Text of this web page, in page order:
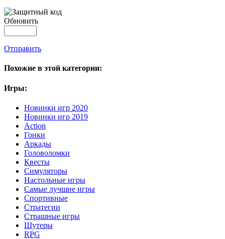
Обновить
Отправить
Похожие в этой категории:
Игры:
Новинки игр 2020
Новинки игр 2019
Action
Гонки
Аркады
Головоломки
Квесты
Симуляторы
Настольные игры
Самые лучшие игры
Спортивные
Стратегии
Страшные игры
Шутеры
RPG